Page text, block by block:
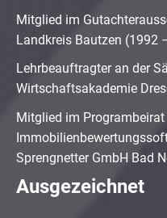
Mitglied im
Landkreis Bautzen (1992
Lehrbeauftragter an der
Wirtschaftsakademie
Mitglied im Programbeirat
Sprengnetter GmbH Bad
Ausgezeichnet